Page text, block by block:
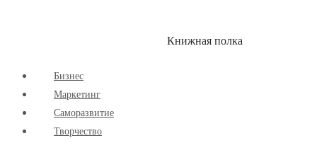
Книжная полка
Бизнес
Маркетинг
Cаморазвитие
Творчество